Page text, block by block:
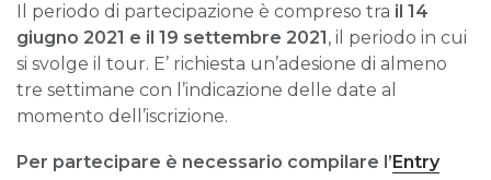
Il periodo di partecipazione è compreso tra il 14
giugno 2021 e il 19 settembre 2021 , il periodo in cui
si svolge il tour. E’ richiesta un’adesione di almeno
tre settimane con l’indicazione delle date al
momento dell’iscrizione.
Per partecipare è necessario compilare l’Entry